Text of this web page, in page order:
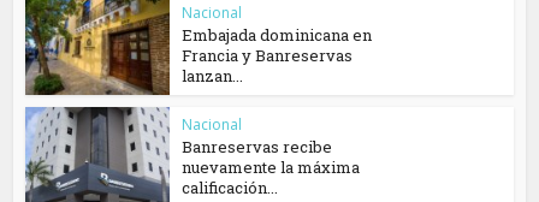
Nacional
Embajada dominicana en
Francia y Banreservas
lanzan...
Nacional
Banreservas recibe
nuevamente la máxima
calificación...